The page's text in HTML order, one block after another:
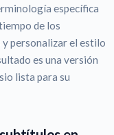
específica
de los
personalizar el estilo
es una versión
lista para su